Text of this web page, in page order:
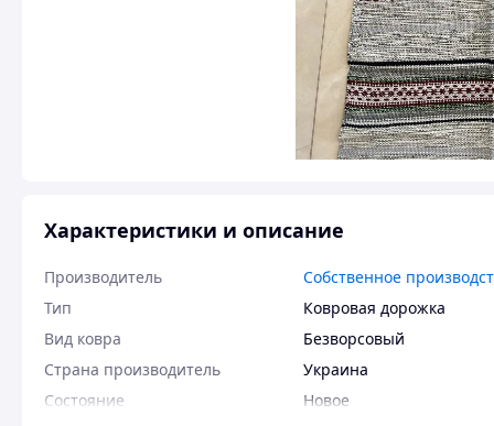
Характеристики и описание
Производитель
Собственное
Тип
Ковровая дорожка
Вид ковра
Безворсовый
Страна производитель
Украина
Состояние
Новое